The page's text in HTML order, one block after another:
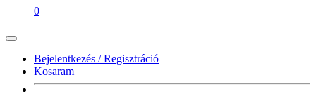
0
Bejelentkezés / Regisztráció
Kosaram